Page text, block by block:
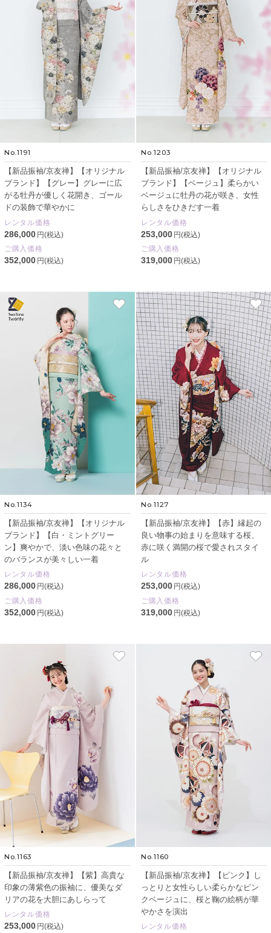
No.1191
【新品振袖/京友禅】【オリジナル
ブランド】【グレー】グレーに広
がる牡丹が優しく花開き、ゴール
ドの装飾で華やかに
レンタル価格
286,000 円(税込)
ご購入価格
352,000 円(税込)
No.1203
【新品振袖/京友禅】【オリジナル
ブランド】【ベージュ】柔らかい
ベージュに牡丹の花が咲き、女性
らしさをひきだす一着
レンタル価格
253,000 円(税込)
ご購入価格
319,000 円(税込)
No.1134
【新品振袖/京友禅】【オリジナル
ブランド】【白・ミントグリー
ン】爽やかで、淡い色味の花々と
のバランスが美々しい一着
レンタル価格
286,000 円(税込)
ご購入価格
352,000 円(税込)
No.1127
【新品振袖/京友禅】【赤】縁起の
良い物事の始まりを意味する桜、
赤に咲く満開の桜で愛されスタイ
ル
レンタル価格
253,000 円(税込)
ご購入価格
319,000 円(税込)
No.1163
【新品振袖/京友禅】【紫】高貴な
印象の薄紫色の振袖に、優美なダ
リアの花を大胆にあしらって
レンタル価格
253,000 円(税込)
No.1160
【新品振袖/京友禅】【ピンク】し
っとりと女性らしい柔らかなピン
クベージュに、桜と鞠の絵柄が華
やかさを演出
レンタル価格